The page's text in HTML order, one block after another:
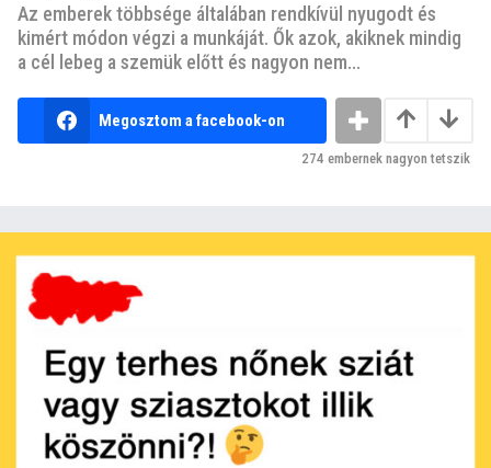
Az emberek többsége általában rendkívül nyugodt és
kimért módon végzi a munkáját. Ők azok, akiknek mindig
a cél lebeg a szemük előtt és nagyon nem...
Megosztom a facebook-on
274 embernek nagyon tetszik